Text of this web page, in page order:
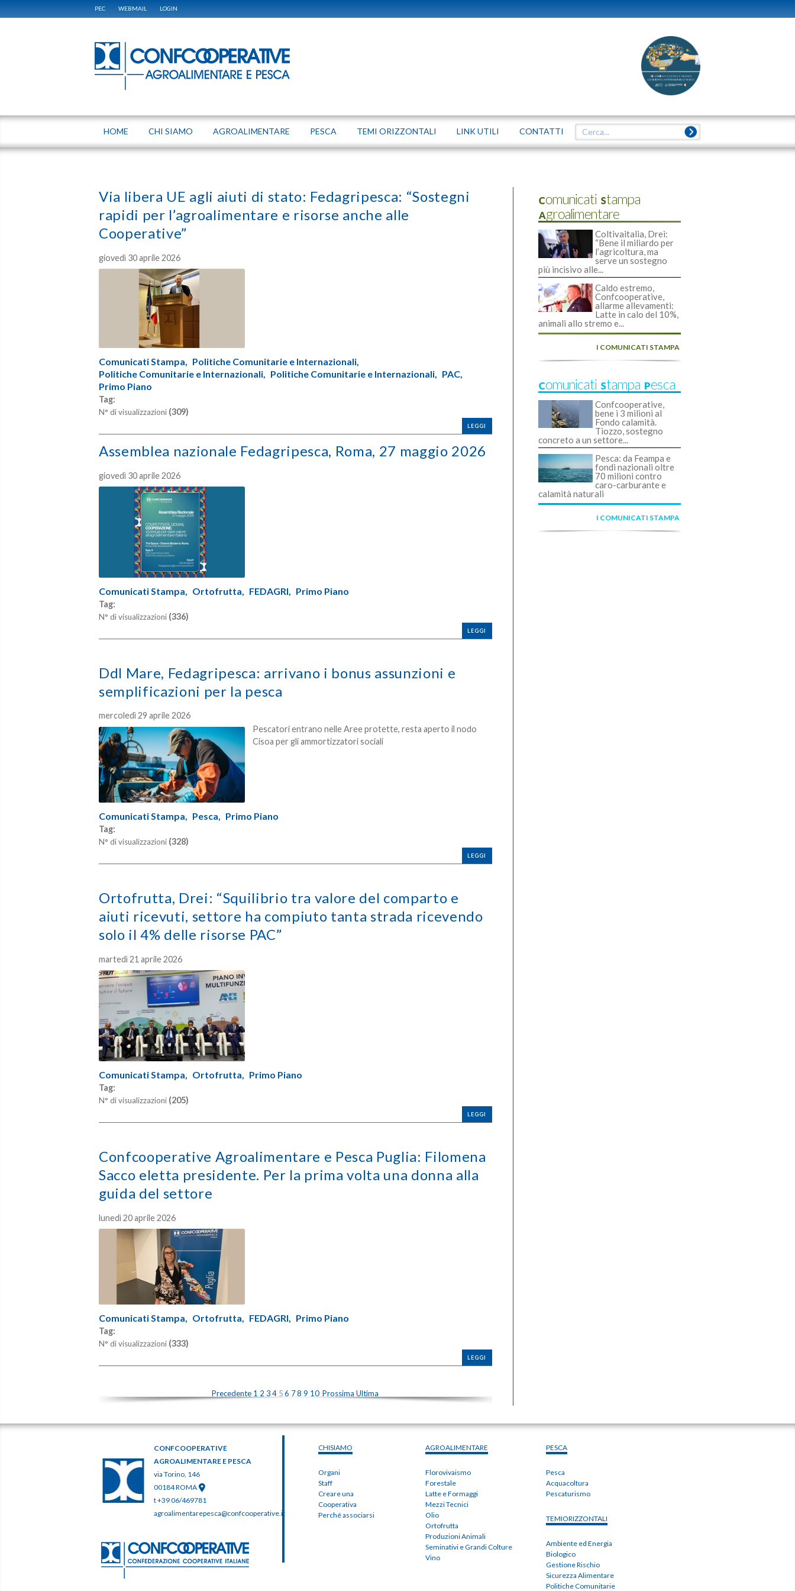
PEC WEBMAIL LOGIN
HOME CHI SIAMO AGROALIMENTARE PESCA TEMI ORIZZONTALI LINK UTILI CONTATTI
Via libera UE agli aiuti di stato: Fedagripesca: “Sostegni
rapidi per l’agroalimentare e risorse anche alle
Cooperative”
giovedì 30 aprile 2026
Comunicati Stampa, Politiche Comunitarie e Internazionali,
Politiche Comunitarie e Internazionali, Politiche Comunitarie e Internazionali, PAC,
Primo Piano
Tag:
N° di visualizzazioni (309)
LEGGI
Assemblea nazionale Fedagripesca, Roma, 27 maggio 2026
giovedì 30 aprile 2026
Comunicati Stampa, Ortofrutta, FEDAGRI, Primo Piano
Tag:
N° di visualizzazioni (336)
LEGGI
Ddl Mare, Fedagripesca: arrivano i bonus assunzioni e
semplificazioni per la pesca
mercoledì 29 aprile 2026
Pescatori entrano nelle Aree protette, resta aperto il nodo
Cisoa per gli ammortizzatori sociali
Comunicati Stampa, Pesca, Primo Piano
Tag:
N° di visualizzazioni (328)
LEGGI
Ortofrutta, Drei: “Squilibrio tra valore del comparto e
aiuti ricevuti, settore ha compiuto tanta strada ricevendo
solo il 4% delle risorse PAC”
martedì 21 aprile 2026
Comunicati Stampa, Ortofrutta, Primo Piano
Tag:
N° di visualizzazioni (205)
LEGGI
Confcooperative Agroalimentare e Pesca Puglia: Filomena
Sacco eletta presidente. Per la prima volta una donna alla
guida del settore
lunedì 20 aprile 2026
Comunicati Stampa, Ortofrutta, FEDAGRI, Primo Piano
Tag:
N° di visualizzazioni (333)
LEGGI
Precedente 1 2 34 5 6 78 9 10 Prossima Ultima
Comunicati Stampa
Agroalimentare
Coltivaitalia, Drei:
“Bene il miliardo per
l’agricoltura, ma
serve un sostegno
più incisivo alle...
Caldo estremo,
Confcooperative,
allarme allevamenti:
Latte in calo del 10%,
animali allo stremo e...
I COMUNICATI STAMPA
Comunicati Stampa Pesca
Confcooperative,
bene i 3 milioni al
Fondo calamità.
Tiozzo, sostegno
concreto a un settore...
Pesca: da Feampa e
fondi nazionali oltre
70 milioni contro
caro-carburante e
calamità naturali
I COMUNICATI STAMPA
CONFCOOPERATIVE
AGROALIMENTARE E PESCA
via Torino, 146
00184 ROMA
t +39 06/469781
agroalimentarepesca@confcooperative.it
CHISIAMO
Organi
Staff
Creare una
Cooperativa
Perché associarsi
AGROALIMENTARE
Florovivaismo
Forestale
Latte e Formaggi
Mezzi Tecnici
Olio
Ortofrutta
Produzioni Animali
Seminativi e Grandi Colture
Vino
PESCA
Pesca
Acquacoltura
Pescaturismo
TEMIORIZZONTALI
Ambiente ed Energia
Biologico
Gestione Rischio
Sicurezza Alimentare
Politiche Comunitarie